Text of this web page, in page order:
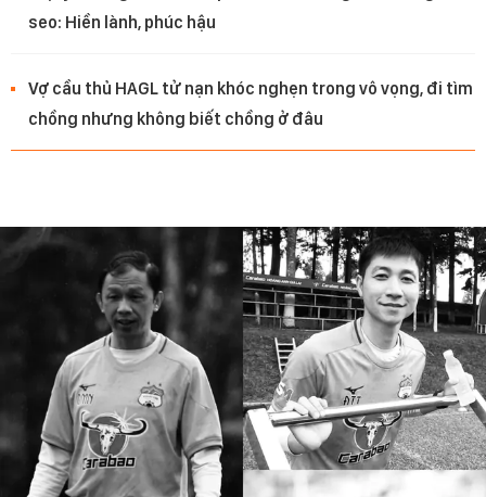
seo: Hiền lành, phúc hậu
Vợ cầu thủ HAGL tử nạn khóc nghẹn trong vô vọng, đi tìm
chồng nhưng không biết chồng ở đâu